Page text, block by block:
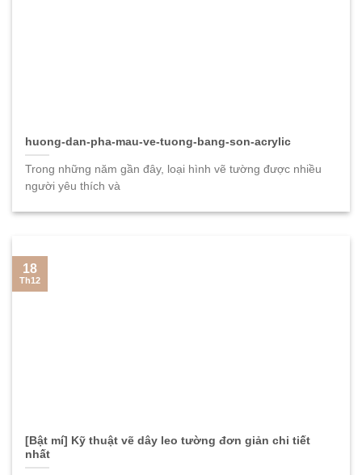
huong-dan-pha-mau-ve-tuong-bang-son-acrylic
Trong những năm gần đây, loại hình vẽ tường được nhiều
người yêu thích và
[Bật mí] Kỹ thuật vẽ dây leo tường đơn giản chi tiết
nhất
18
Th12